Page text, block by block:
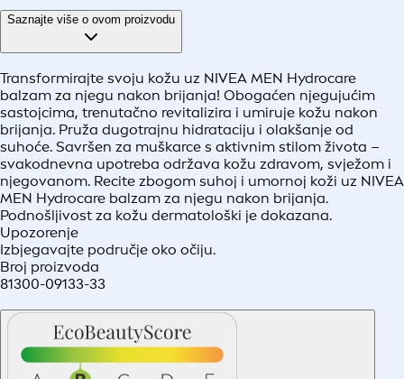
Saznajte više o ovom proizvodu
Transformirajte svoju kožu uz NIVEA MEN Hydrocare
balzam za njegu nakon brijanja! Obogaćen njegujućim
sastojcima, trenutačno revitalizira i umiruje kožu nakon
brijanja. Pruža dugotrajnu hidrataciju i olakšanje od
suhoće. Savršen za muškarce s aktivnim stilom života –
svakodnevna upotreba održava kožu zdravom, svježom i
njegovanom. Recite zbogom suhoj i umornoj koži uz NIVEA
MEN Hydrocare balzam za njegu nakon brijanja.
Podnošljivost za kožu dermatološki je dokazana.
Upozorenje
Izbjegavajte područje oko očiju.
Broj proizvoda
81300-09133-33